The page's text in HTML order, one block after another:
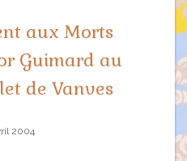
aux Morts
Guimard au
de Vanves
2004